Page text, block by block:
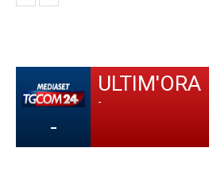
-
ULTIM'ORA
-